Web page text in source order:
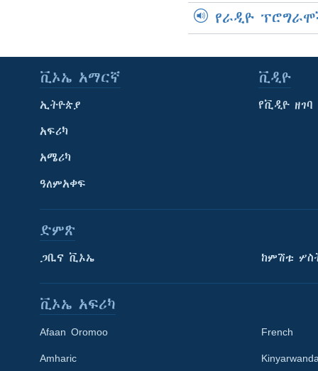
የራዲዮ
ቪኦኤ አማርኛ
ኢትዮጵያ
አፍሪካ
አሜሪካ
ዓለምአቀፍ
ቪዲዮ
የቪዲዮ ዘገባ
ድምጽ
ጋቢና ቪኦኤ ከምሽቱ
ቪኦኤ አፍሪካ
Afaan Oromoo
Amharic
French